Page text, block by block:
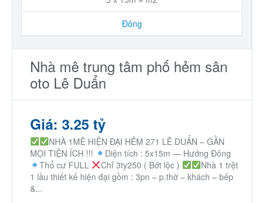
Đông
Nhà mê trung tâm phố hẻm sân
oto Lê Duẩn
Giá: 3.25 tỷ
NHÀ 1MÊ HIỆN ĐẠI HẺM 271 LÊ DUẨN – GẦN
MỌI TIỆN ÍCH !!!
Diện tích : 5x15m — Hướng Đông
Thổ cư FULL
Chỉ 3ty250 ( Bớt lộc )
Nhà 1 trệt
1 lầu thiết kế hiện đại gồm : 3pn – p.thờ – khách – bếp
&...